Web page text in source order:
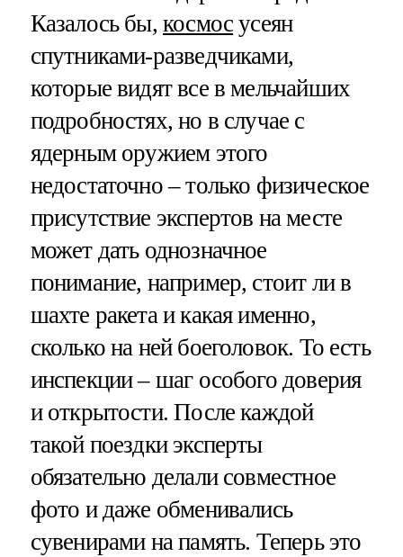
Казалось бы, космосусеян
спутниками-разведчиками,
которые видят все в мельчайших
подробностях, но в случае с
ядерным оружием этого
недостаточно – только физическое
присутствие экспертов на месте
может дать однозначное
понимание, например, стоит ли в
шахте ракета и какая именно,
сколько на ней боеголовок. То есть
инспекции – шаг особого доверия
и открытости. После каждой
такой поездки эксперты
обязательно делали совместное
фото и даже обменивались
сувенирами на память. Теперь это